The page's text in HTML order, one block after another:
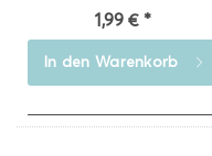
1,99 € *
In den Warenkorb